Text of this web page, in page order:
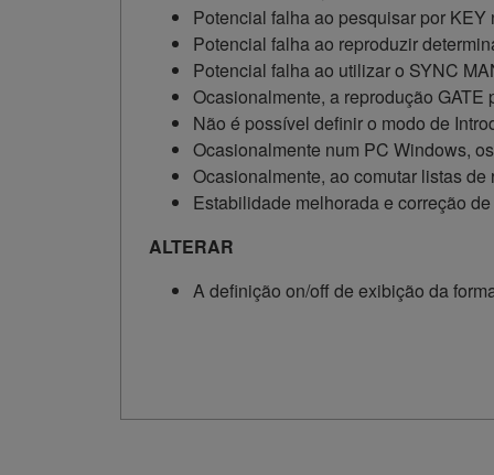
Potencial falha ao pesquisar por
Potencial falha ao reproduzir
Potencial falha ao utilizar o SYNC
Ocasionalmente, a reprodução
Não é possível definir o modo de
Ocasionalmente num PC Windows,
Ocasionalmente, ao comutar listas
Estabilidade melhorada e correção
ALTERAR
A definição on/off de exibição da